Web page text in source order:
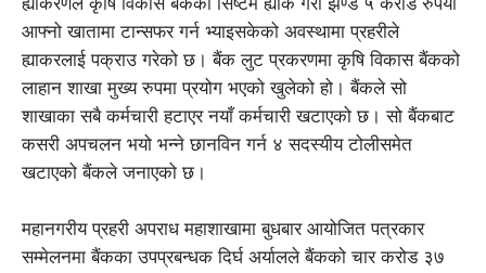
आफ्नो खातामा टान्सफर गर्न भ्याइसकेको अवस्थामा प्रहरीले
ह्याकरलाई पक्राउ गरेको छ। बैंक लुट प्रकरणमा कृषि विकास बैंकको
लाहान शाखा मुख्य रुपमा प्रयोग भएको खुलेको हो। बैंकले सो
शाखाका सबै कर्मचारी हटाएर नयाँ कर्मचारी खटाएको छ। सो बैंकबाट
कसरी अपचलन भयो भन्ने छानविन गर्न ४ सदस्यीय टोलीसमेत
खटाएको बैंकले जनाएको छ।
महानगरीय प्रहरी अपराध महाशाखामा बुधबार आयोजित पत्रकार
सम्मेलनमा बैंकका उपप्रबन्धक दिर्घ अर्यालले बैंकको चार करोड ३७